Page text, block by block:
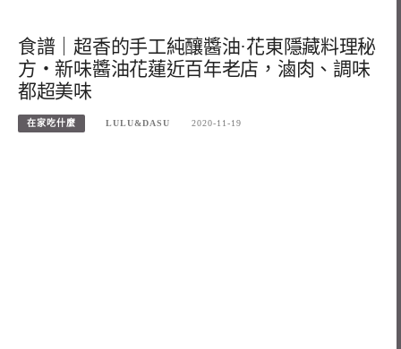
食譜｜超香的手工純釀醬油·花東隱藏料理秘
方・新味醬油花蓮近百年老店，滷肉、調味
都超美味
在家吃什麼 LULU&DASU 2020-11-19